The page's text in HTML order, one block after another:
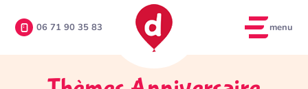
06 71 90 35 83 menu